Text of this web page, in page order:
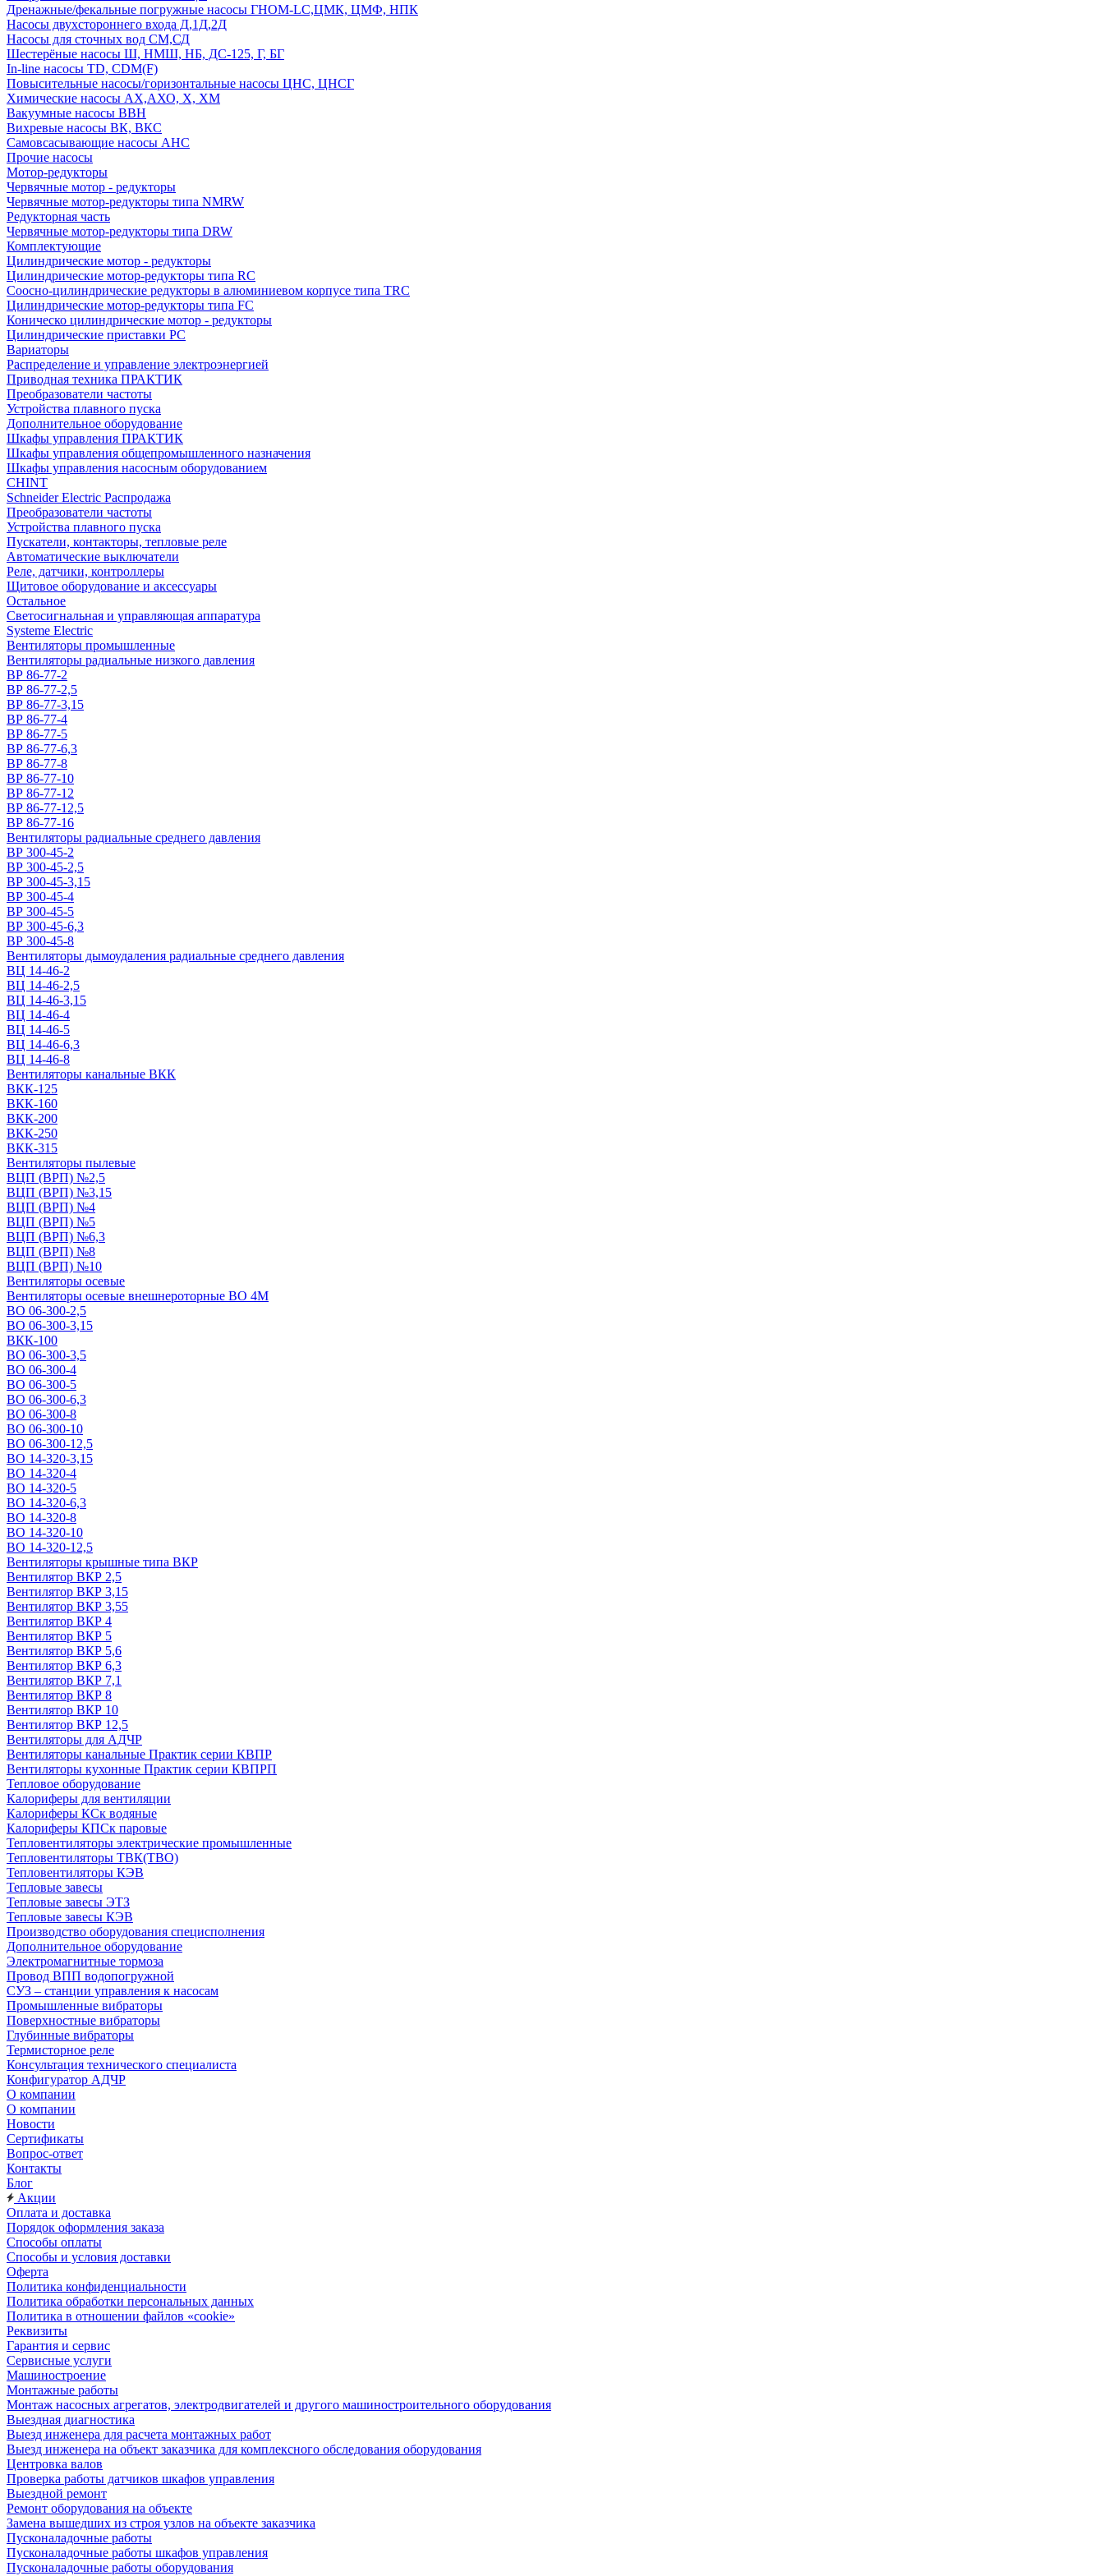
Дренажные/фекальные погружные насосы ГНОМ-LC,ЦМК, ЦМФ, НПК
Насосы двухстороннего входа Д,1Д,2Д
Насосы для сточных вод СМ,СД
Шестерёные насосы Ш, НМШ, НБ, ДС-125, Г, БГ
In-line насосы TD, CDM(F)
Повысительные насосы/горизонтальные насосы ЦНС, ЦНСГ
Химические насосы АХ,АХО, Х, ХМ
Вакуумные насосы ВВН
Вихревые насосы ВК, ВКС
Самовсасывающие насосы АНС
Прочие насосы
Мотор-редукторы
Червячные мотор - редукторы
Червячные мотор-редукторы типа NMRW
Редукторная часть
Червячные мотор-редукторы типа DRW
Комплектующие
Цилиндрические мотор - редукторы
Цилиндрические мотор-редукторы типа RC
Соосно-цилиндрические редукторы в алюминиевом корпусе типа TRC
Цилиндрические мотор-редукторы типа FC
Коническо цилиндрические мотор - редукторы
Цилиндрические приставки PC
Вариаторы
Распределение и управление электроэнергией
Приводная техника ПРАКТИК
Преобразователи частоты
Устройства плавного пуска
Дополнительное оборудование
Шкафы управления ПРАКТИК
Шкафы управления общепромышленного назначения
Шкафы управления насосным оборудованием
CHINT
Schneider Electric Распродажа
Преобразователи частоты
Устройства плавного пуска
Пускатели, контакторы, тепловые реле
Автоматические выключатели
Реле, датчики, контроллеры
Щитовое оборудование и аксессуары
Остальное
Светосигнальная и управляющая аппаратура
Systeme Electric
Вентиляторы промышленные
Вентиляторы радиальные низкого давления
ВР 86-77-2
ВР 86-77-2,5
ВР 86-77-3,15
ВР 86-77-4
ВР 86-77-5
ВР 86-77-6,3
ВР 86-77-8
ВР 86-77-10
ВР 86-77-12
ВР 86-77-12,5
ВР 86-77-16
Вентиляторы радиальные среднего давления
ВР 300-45-2
ВР 300-45-2,5
ВР 300-45-3,15
ВР 300-45-4
ВР 300-45-5
ВР 300-45-6,3
ВР 300-45-8
Вентиляторы дымоудаления радиальные среднего давления
ВЦ 14-46-2
ВЦ 14-46-2,5
ВЦ 14-46-3,15
ВЦ 14-46-4
ВЦ 14-46-5
ВЦ 14-46-6,3
ВЦ 14-46-8
Вентиляторы канальные ВКК
ВКК-125
ВКК-160
ВКК-200
ВКК-250
ВКК-315
Вентиляторы пылевые
ВЦП (ВРП) №2,5
ВЦП (ВРП) №3,15
ВЦП (ВРП) №4
ВЦП (ВРП) №5
ВЦП (ВРП) №6,3
ВЦП (ВРП) №8
ВЦП (ВРП) №10
Вентиляторы осевые
Вентиляторы осевые внешнероторные ВО 4М
ВО 06-300-2,5
ВО 06-300-3,15
ВКК-100
ВО 06-300-3,5
ВО 06-300-4
ВО 06-300-5
ВО 06-300-6,3
ВО 06-300-8
ВО 06-300-10
ВО 06-300-12,5
ВО 14-320-3,15
ВО 14-320-4
ВО 14-320-5
ВО 14-320-6,3
ВО 14-320-8
ВО 14-320-10
ВО 14-320-12,5
Вентиляторы крышные типа ВКР
Вентилятор ВКР 2,5
Вентилятор ВКР 3,15
Вентилятор ВКР 3,55
Вентилятор ВКР 4
Вентилятор ВКР 5
Вентилятор ВКР 5,6
Вентилятор ВКР 6,3
Вентилятор ВКР 7,1
Вентилятор ВКР 8
Вентилятор ВКР 10
Вентилятор ВКР 12,5
Вентиляторы для АДЧР
Вентиляторы канальные Практик серии КВПР
Вентиляторы кухонные Практик серии КВПРП
Тепловое оборудование
Калориферы для вентиляции
Калориферы КСк водяные
Калориферы КПСк паровые
Тепловентиляторы электрические промышленные
Тепловентиляторы ТВК(ТВО)
Тепловентиляторы КЭВ
Тепловые завесы
Тепловые завесы ЭТЗ
Тепловые завесы КЭВ
Производство оборудования специсполнения
Дополнительное оборудование
Электромагнитные тормоза
Провод ВПП водопогружной
СУЗ – станции управления к насосам
Промышленные вибраторы
Поверхностные вибраторы
Глубинные вибраторы
Термисторное реле
Консультация технического специалиста
Конфигуратор АДЧР
О компании
О компании
Новости
Сертификаты
Вопрос-ответ
Контакты
Блог
Акции
Оплата и доставка
Порядок оформления заказа
Способы оплаты
Способы и условия доставки
Оферта
Политика конфиденциальности
Политика обработки персональных данных
Политика в отношении файлов «cookie»
Реквизиты
Гарантия и сервис
Сервисные услуги
Машиностроение
Монтажные работы
Монтаж насосных агрегатов, электродвигателей и другого машиностроительного оборудования
Выездная диагностика
Выезд инженера для расчета монтажных работ
Выезд инженера на объект заказчика для комплексного обследования оборудования
Центровка валов
Проверка работы датчиков шкафов управления
Выездной ремонт
Ремонт оборудования на объекте
Замена вышедших из строя узлов на объекте заказчика
Пусконаладочные работы
Пусконаладочные работы шкафов управления
Пусконаладочные работы оборудования